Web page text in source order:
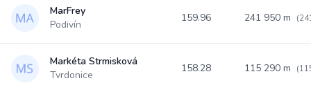
MarFrey
Podivín
159.96 241 950 m
Markéta Strmisková
Tvrdonice
158.28 115 290 m